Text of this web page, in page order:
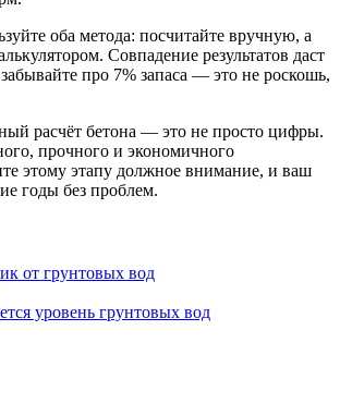
оба метода: посчитайте вручную, а
Совпадение результатов даст
про 7% запаса — это не роскошь,
расчёт бетона — это не просто цифры.
прочного и экономичного
этому этапу должное внимание, и ваш
годы без проблем.
от грунтовых вод
уровень грунтовых вод